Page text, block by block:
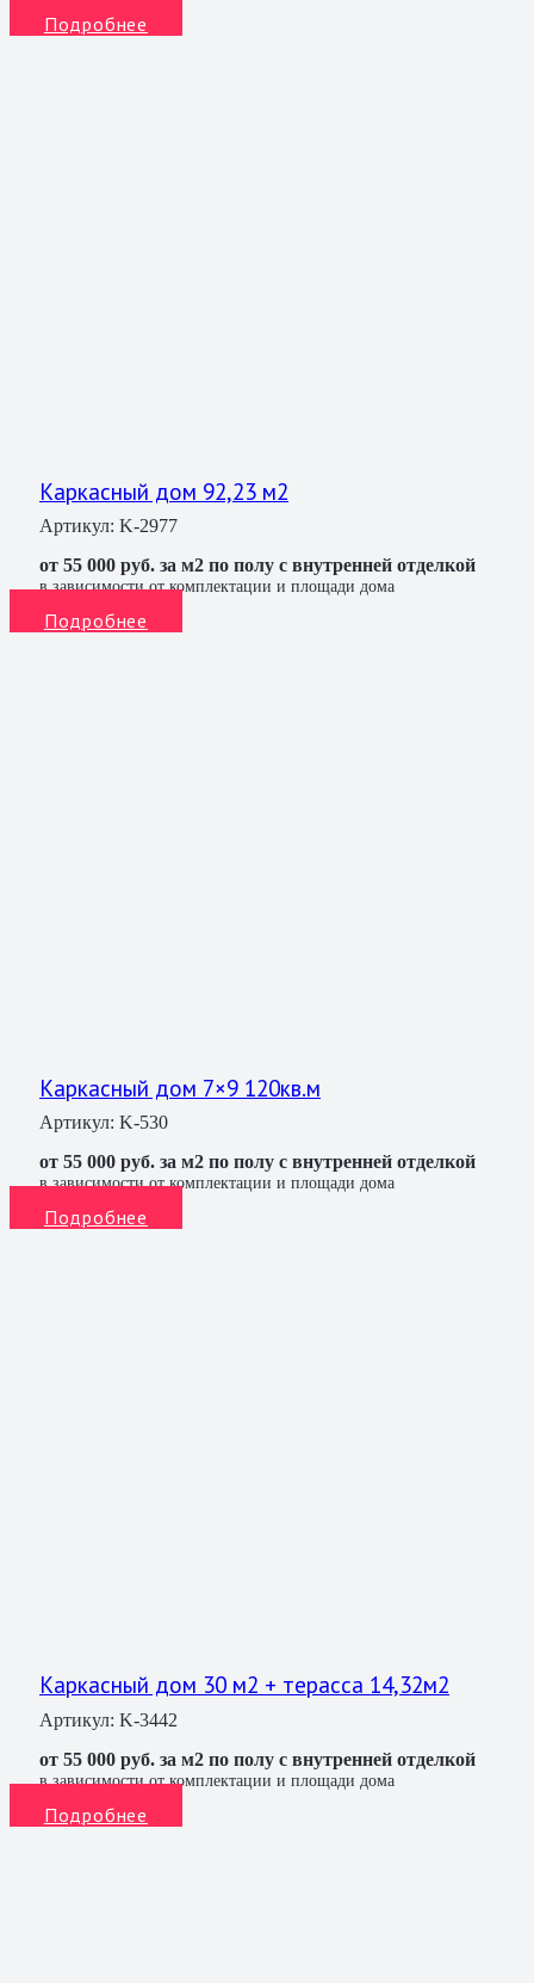
Подробнее
Каркасный дом 92,23 м2
Артикул: K-2977
от 55 000 руб. за м2 по полу с внутренней отделкой
в зависимости от комплектации и площади дома
Подробнее
Каркасный дом 7×9 120кв.м
Артикул: K-530
от 55 000 руб. за м2 по полу с внутренней отделкой
в зависимости от комплектации и площади дома
Подробнее
Каркасный дом 30 м2 + терасса 14,32м2
Артикул: K-3442
от 55 000 руб. за м2 по полу с внутренней отделкой
в зависимости от комплектации и площади дома
Подробнее